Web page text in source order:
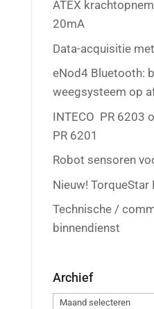
ATEX
20mA
Data-acquisitie
eNod4 Bluetooth:
weegsysteem op
INTECO PR 6203
PR 6201
Robot sensoren
Nieuw! TorqueStar
Technische /
binnendienst
Archief
Archief